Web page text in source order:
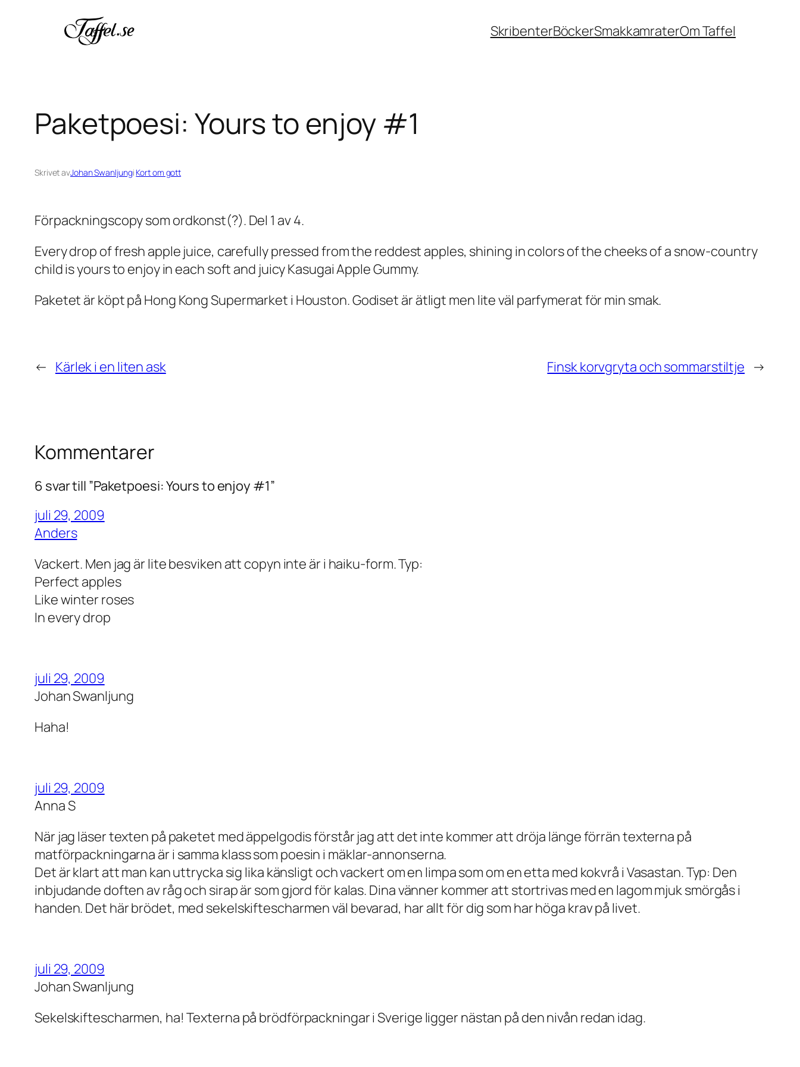
SkribenterBöckerSmakkamraterOm Taffel
Paketpoesi: Yours to enjoy #1
Skrivet avJohan Swanljungi Kort om gott
Förpackningscopy som ordkonst(?). Del 1 av 4.
Every drop of fresh apple juice, carefully pressed from the reddest apples, shining in colors of the cheeks of a snow-country
child is yours to enjoy in each soft and juicy Kasugai Apple Gummy.
Paketet är köpt på Hong Kong Supermarket i Houston. Godiset är ätligt men lite väl parfymerat för min smak.
← Kärlek i en liten ask Finsk korvgryta och sommarstiltje →
Kommentarer
6 svar till ”Paketpoesi: Yours to enjoy #1”
juli 29, 2009
Anders
Vackert. Men jag är lite besviken att copyn inte är i haiku-form. Typ:
Perfect apples
Like winter roses
In every drop
juli 29, 2009
Johan Swanljung
Haha!
juli 29, 2009
Anna S
När jag läser texten på paketet med äppelgodis förstår jag att det inte kommer att dröja länge förrän texterna på
matförpackningarna är i samma klass som poesin i mäklar-annonserna.
Det är klart att man kan uttrycka sig lika känsligt och vackert om en limpa som om en etta med kokvrå i Vasastan. Typ: Den
inbjudande doften av råg och sirap är som gjord för kalas. Dina vänner kommer att stortrivas med en lagom mjuk smörgås i
handen. Det här brödet, med sekelskiftescharmen väl bevarad, har allt för dig som har höga krav på livet.
juli 29, 2009
Johan Swanljung
Sekelskiftescharmen, ha! Texterna på brödförpackningar i Sverige ligger nästan på den nivån redan idag.